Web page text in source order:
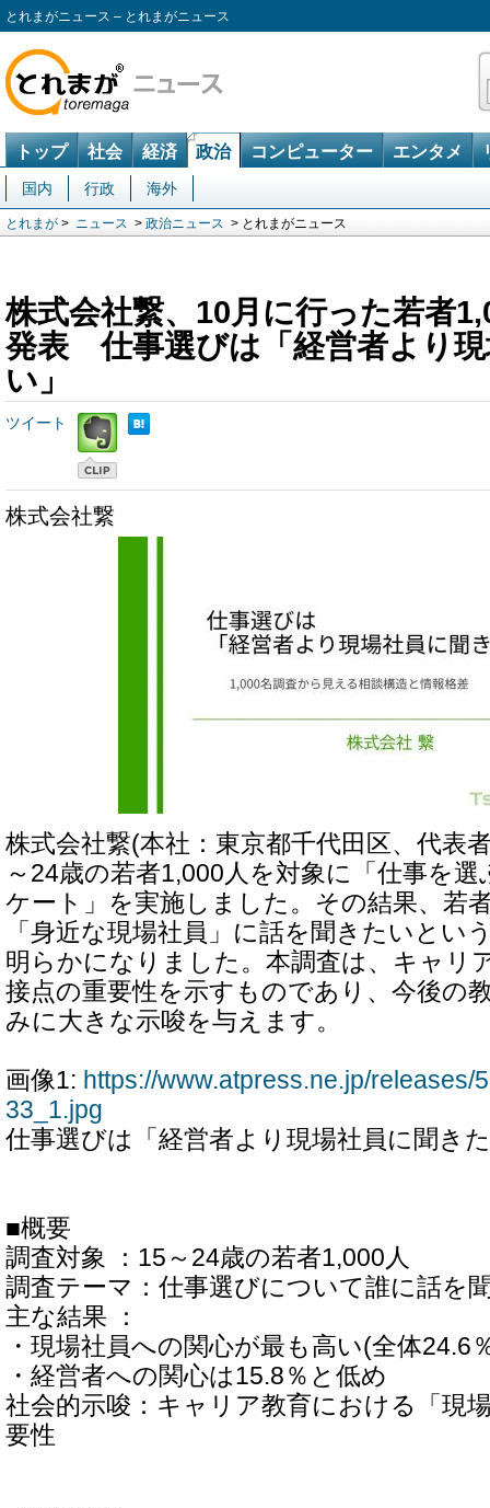
とれまがニュース – とれまがニュース
トップ 社会 経済 政治 コンピューター エンタメ
国内 行政 海外
とれまが > ニュース > 政治ニュース > とれまがニュース
株式会社繋、10月に行った若者
発表 仕事選びは「経営者より
い」
ツイート
株式会社繋
株式会社繋(本社：東京都千代田区、代表
～24歳の若者1,000人を対象に「仕事を
ケート」を実施しました。その結果、若
「身近な現場社員」に話を聞きたいとい
明らかになりました。本調査は、キャリ
接点の重要性を示すものであり、今後の
みに大きな示唆を与えます。
画像1: https://www.atpress.ne.jp/releases/
33_1.jpg
仕事選びは「経営者より現場社員に聞き
■概要
調査対象 ：15～24歳の若者1,000人
調査テーマ：仕事選びについて誰に話を
主な結果 ：
・現場社員への関心が最も高い(全体24.6
・経営者への関心は15.8％と低め
社会的示唆：キャリア教育における「現
要性